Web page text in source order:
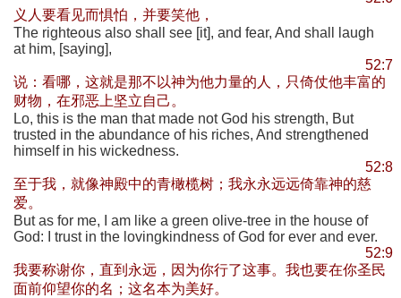
义人要看见而惧怕，并要笑他，
The righteous also shall see [it], and fear, And shall laugh
at him, [saying],
52:7
说：看哪，这就是那不以神为他力量的人，只倚仗他丰富的
财物，在邪恶上坚立自己。
Lo, this is the man that made not God his strength, But
trusted in the abundance of his riches, And strengthened
himself in his wickedness.
52:8
至于我，就像神殿中的青橄榄树；我永永远远倚靠神的慈
爱。
But as for me, I am like a green olive-tree in the house of
God: I trust in the lovingkindness of God for ever and ever.
52:9
我要称谢你，直到永远，因为你行了这事。我也要在你圣民
面前仰望你的名；这名本为美好。